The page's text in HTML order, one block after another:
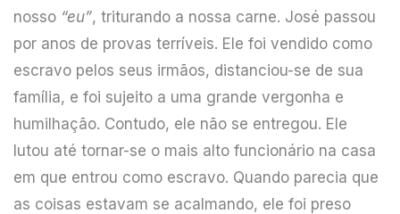
nosso “eu”, triturando a nossa carne. José passou
por anos de provas terríveis. Ele foi vendido como
escravo pelos seus irmãos, distanciou-se de sua
família, e foi sujeito a uma grande vergonha e
humilhação. Contudo, ele não se entregou. Ele
lutou até tornar-se o mais alto funcionário na casa
em que entrou como escravo. Quando parecia que
as coisas estavam se acalmando, ele foi preso